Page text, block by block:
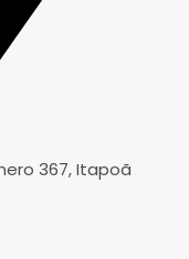
367, Itapoã